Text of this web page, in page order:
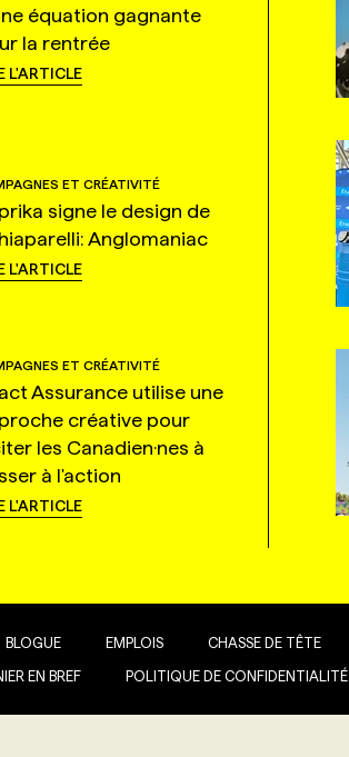
équation gagnante
la rentrée
L'ARTICLE
ET CRÉATIVITÉ
signe le design de
Anglomaniac
L'ARTICLE
ET CRÉATIVITÉ
Assurance utilise une
créative pour
les Canadien·nes à
à l'action
L'ARTICLE
BLOGUE EMPLOIS CHASSE DE TÊTE
EN BREF POLITIQUE DE CONFIDENTIALITÉ